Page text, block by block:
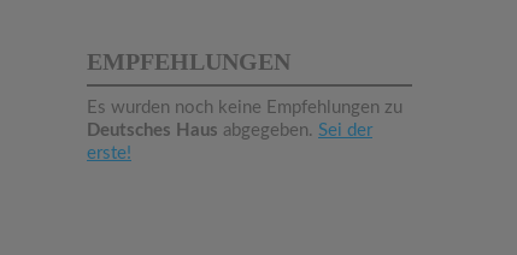
EMPFEHLUNGEN
Es wurden noch keine Empfehlungen zu
Deutsches Haus abgegeben. Sei der
erste!